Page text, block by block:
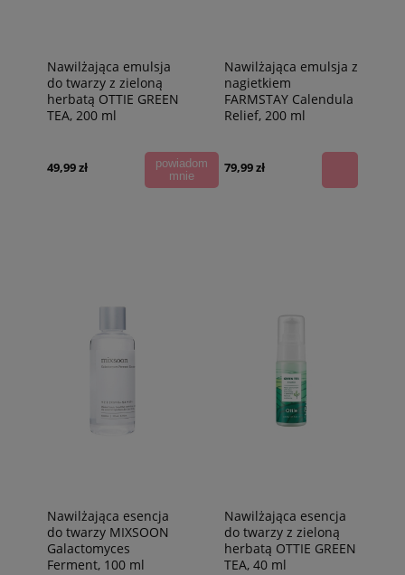
Nawilżająca emulsja
do twarzy z zieloną
herbatą OTTIE GREEN
TEA, 200 ml
49,99 zł
powiadom
mnie
Nawilżająca emulsja z
nagietkiem
FARMSTAY Calendula
Relief, 200 ml
79,99 zł
Nawilżająca esencja
do twarzy MIXSOON
Galactomyces
Ferment, 100 ml
Nawilżająca esencja
do twarzy z zieloną
herbatą OTTIE GREEN
TEA, 40 ml